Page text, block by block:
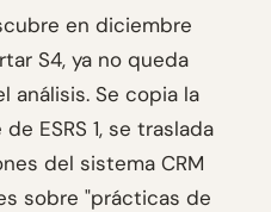
en diciembre
S4, ya no queda
análisis. Se copia la
ESRS 1, se traslada
del sistema CRM
sobre "prácticas de